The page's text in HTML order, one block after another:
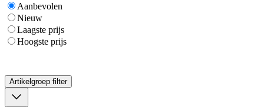
Aanbevolen
Nieuw
Laagste prijs
Hoogste prijs
Artikelgroep filter